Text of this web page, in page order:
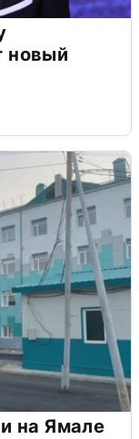
новый
на Ямале